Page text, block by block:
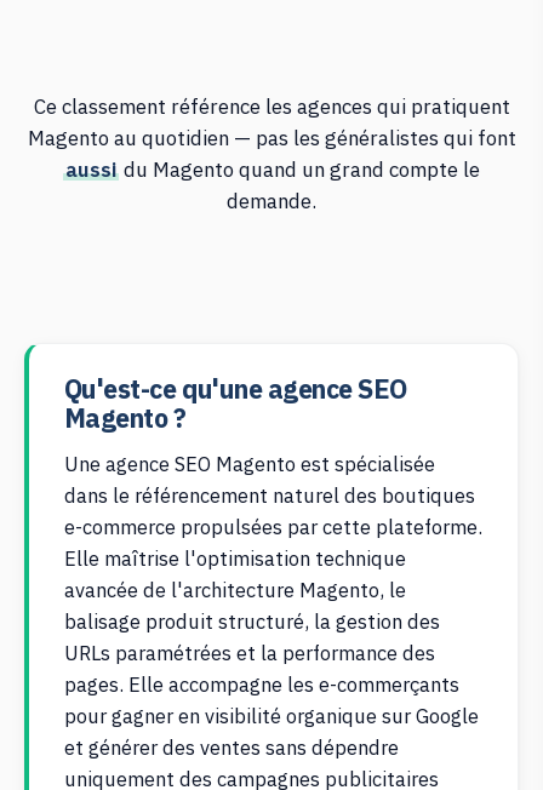
Ce classement référence les agences qui pratiquent
Magento au quotidien — pas les généralistes qui font
aussi du Magento quand un grand compte le
demande.
Qu'est-ce qu'une agence SEO
Magento ?
Une agence SEO Magento est spécialisée
dans le référencement naturel des boutiques
e-commerce propulsées par cette plateforme.
Elle maîtrise l'optimisation technique
avancée de l'architecture Magento, le
balisage produit structuré, la gestion des
URLs paramétrées et la performance des
pages. Elle accompagne les e-commerçants
pour gagner en visibilité organique sur Google
et générer des ventes sans dépendre
uniquement des campagnes publicitaires